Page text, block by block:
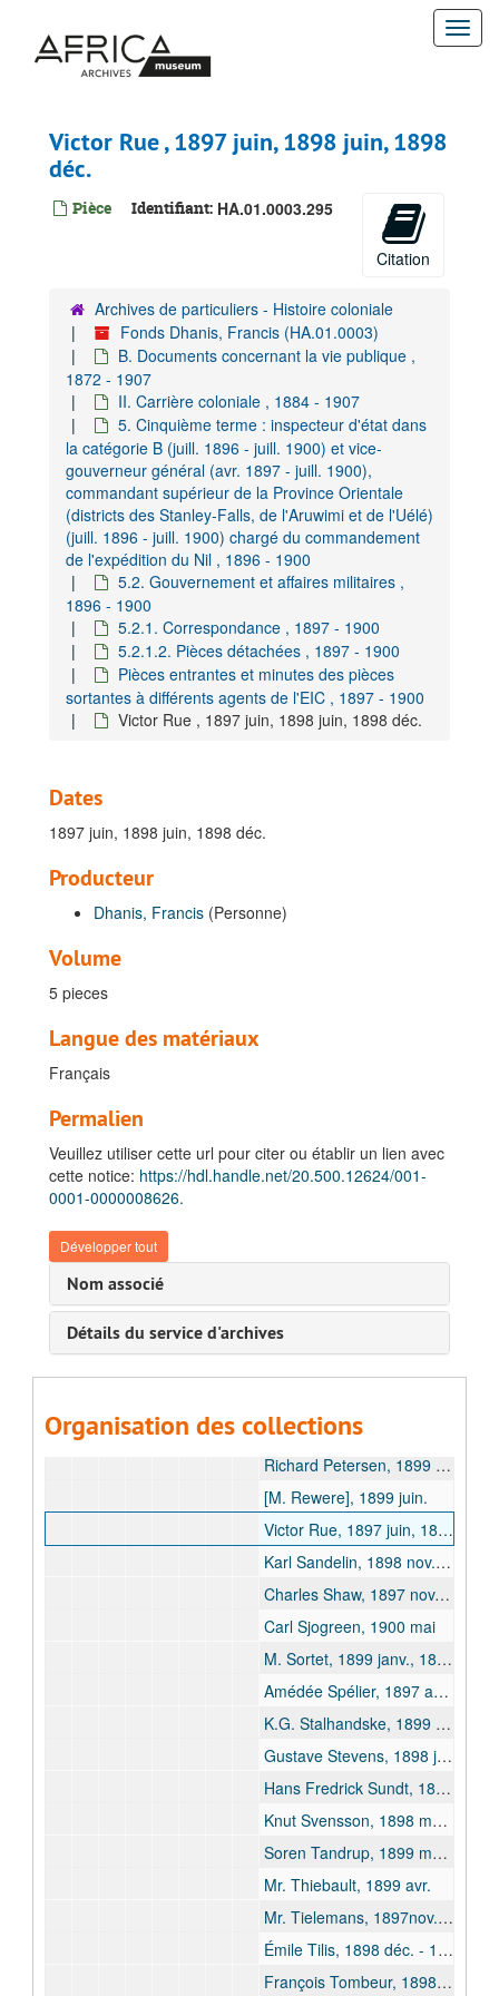
contenu
Victor Rue , 1897 juin, 1898 juin, 1898
déc.
Pièce Identifiant: HA.01.0003.295
Citation
Archives de particuliers - Histoire coloniale
Fonds Dhanis, Francis (HA.01.0003)
B. Documents concernant la vie publique ,
1872 - 1907
II. Carrière coloniale , 1884 - 1907
5. Cinquième terme : inspecteur d'état dans
la catégorie B (juill. 1896 - juill. 1900) et vice-
gouverneur général (avr. 1897 - juill. 1900),
commandant supérieur de la Province Orientale
(districts des Stanley-Falls, de l'Aruwimi et de l'Uélé)
(juill. 1896 - juill. 1900) chargé du commandement
de l'expédition du Nil , 1896 - 1900
5.2. Gouvernement et affaires militaires ,
1896 - 1900
5.2.1. Correspondance , 1897 - 1900
5.2.1.2. Pièces détachées , 1897 - 1900
Pièces entrantes et minutes des pièces
sortantes à différents agents de l'EIC , 1897 - 1900
Victor Rue , 1897 juin, 1898 juin, 1898 déc.
Dates
1897 juin, 1898 juin, 1898 déc.
Producteur
Dhanis, Francis (Personne)
Volume
5 pieces
Langue des matériaux
Français
Permalien
Veuillez utiliser cette url pour citer ou établir un lien avec
cette notice: https://hdl.handle.net/20.500.12624/001-
0001-0000008626.
Développer tout
Nom associé
Détails du service d'archives
Organisation des collections
5.2.1.2. Pièces détachées, 1897-1900
Julius Andersen, [1900]
Mr. Bernard, 1899 avr, 1899 sept.
Ludwig-Johan de Besche-Jürgens, 1898 déc.-1899 mai, 1899 août
Edgard Cerckel, 1897 oct. - 1897 janv.
Louis Chaltin, 1897 juill. - 1898 janv.
Bartolomeo Conterio, 1899 mars - 1899 mai.
Henri Debergh, 1897 nov. - 1898 févr.
Fernand Deffense, 1897 déc., 1898 févr.
Charles Delhaise, 1897 déc., 1900 mai
Léon Dineur, 1898 mai
Aristide Doorme, 1897 sept. - 1898 janv.
Ernest Dupont, 1900 mai, 1900 juin
Paul Dupuis, 1898 févr. - 1899 janv.
Fernand Eloy, 1900 juill.
Jules Eyckermans, 1898 juill. - 1899 juill.
Edmond Gervais, 1897 juill.
Louis Ghislain, 1899 déc.
Charles Glorie, 1897 août - 1898 sept.
Joseph Lekeu, 1898 déc.
Marcus Marcussen, 1898 oct.
Alphonse Melaerts, 1897 juill. - 1897 déc.
Olaf Myhre, 1899 janv. - 1899 mai.
Jean Baptiste Niclot, 1897 sept.
[M. Perrenoud], 1899 févr.
Richard Petersen, 1899 janv.
[M. Rewere], 1899 juin.
Victor Rue, 1897 juin, 1898 juin, 1898 déc.
Karl Sandelin, 1898 nov. - 1898 déc.
Charles Shaw, 1897 nov. - 1897 déc.
Carl Sjogreen, 1900 mai
M. Sortet, 1899 janv., 1899 mai.
Amédée Spélier, 1897 août
K.G. Stalhandske, 1899 avr.
Gustave Stevens, 1898 janv., 1898 juin, 1899 févr.
Hans Fredrick Sundt, 1898 nov. - 1898 déc.
Knut Svensson, 1898 mars - 1898 août
Soren Tandrup, 1899 mai - 1899 juill.
Mr. Thiebault, 1899 avr.
Mr. Tielemans, 1897nov., 1898 juin.
Émile Tilis, 1898 déc. - 1899 janv.
François Tombeur, 1898 janv.